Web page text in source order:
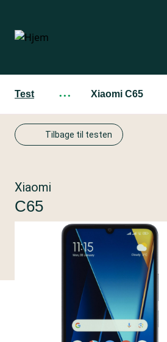
hovedindhold
Test ··· Xiaomi C65
Tilbage til testen
Xiaomi
C65